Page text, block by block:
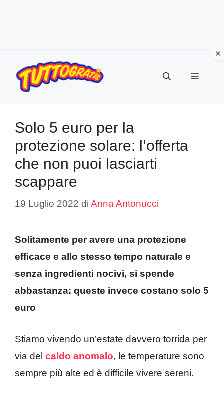
contenuto
Menu
Solo 5 euro per la
protezione solare: l’offerta
che non puoi lasciarti
scappare
19 Luglio 2022 di Anna Antonucci
Solitamente per avere una protezione
efficace e allo stesso tempo naturale e
senza ingredienti nocivi, si spende
abbastanza: queste invece costano solo 5
euro
Stiamo vivendo un’estate davvero torrida per
via del caldo anomalo, le temperature sono
sempre più alte ed è difficile vivere sereni.